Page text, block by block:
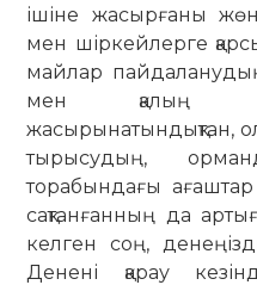
ішіне жасырғаны
мен шір­кей­лерге
майлар
мен қалың
жасырынатындықтан,
тырысудың,
торабындағы
сақтанғанның да
келген соң,
Денені қарау